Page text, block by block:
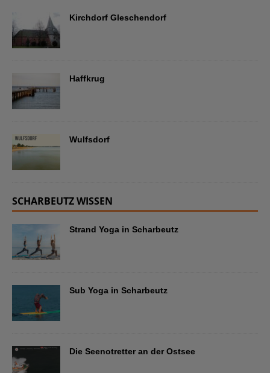
Kirchdorf Gleschendorf
Haffkrug
Wulfsdorf
SCHARBEUTZ WISSEN
Strand Yoga in Scharbeutz
Sub Yoga in Scharbeutz
Die Seenotretter an der Ostsee